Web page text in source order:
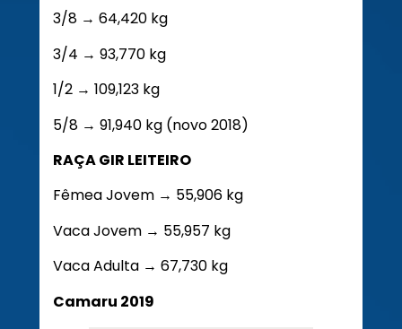
3/8 → 64,420 kg
3/4 → 93,770 kg
1/2 → 109,123 kg
5/8 → 91,940 kg (novo 2018)
RAÇA GIR LEITEIRO
Fêmea Jovem → 55,906 kg
Vaca Jovem → 55,957 kg
Vaca Adulta → 67,730 kg
Camaru 2019